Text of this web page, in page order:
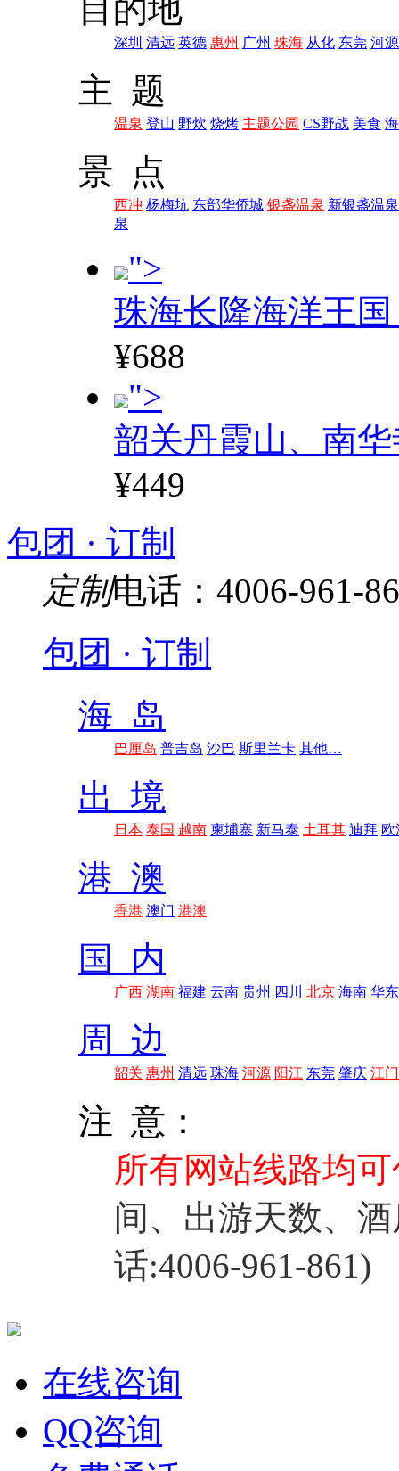
目的地
深圳 清远 英德 惠州 广州 珠海 从化 东莞 河源
主 题
温泉 登山 野炊 烧烤 主题公园 CS野战 美食
景 点
西冲 杨梅坑 东部华侨城 银盏温泉 新银盏温泉
泉
">
珠海长隆海洋王
¥688
">
韶关丹霞山、南
¥449
包团 · 订制
定制电话：4006-961-
包团 · 订制
海 岛
巴厘岛 普吉岛 沙巴 斯里兰卡 其他…
出 境
日本 泰国 越南 柬埔寨 新马泰 土耳其 迪拜 欧
港 澳
香港 澳门 港澳
国 内
广西 湖南 福建 云南 贵州 四川 北京 海南 华东
周 边
韶关 惠州 清远 珠海 河源 阳江 东莞 肇庆 江门
注 意：
所有网站线路均
间、出游天数、
话:4006-961-861)
在线咨询
QQ咨询